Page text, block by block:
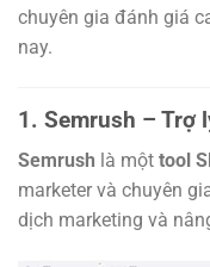
chuyên gia đánh giá
nay.
1. Semrush – Trợ
Semrush là một tool
marketer và chuyên
dịch marketing và